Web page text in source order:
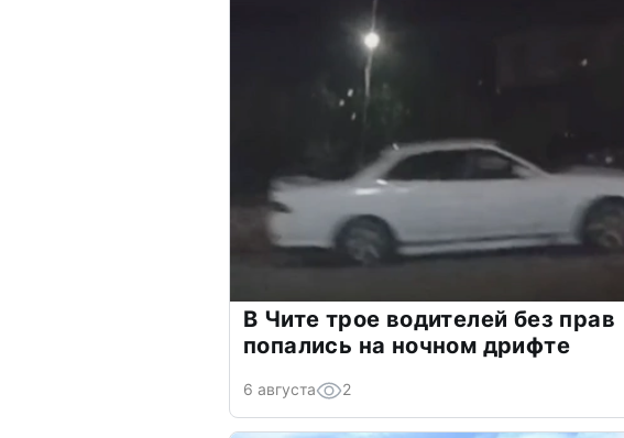
В Чите трое водителей без прав
попались на ночном дрифте
6 августа 2